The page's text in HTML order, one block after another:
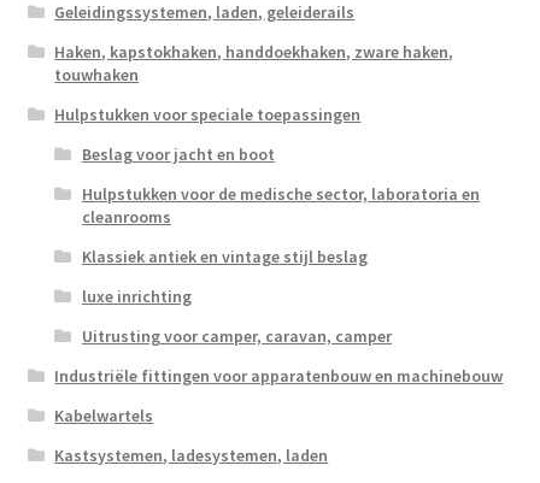
Geleidingssystemen, laden, geleiderails
Haken, kapstokhaken, handdoekhaken, zware haken,
touwhaken
Hulpstukken voor speciale toepassingen
Beslag voor jacht en boot
Hulpstukken voor de medische sector, laboratoria en
cleanrooms
Klassiek antiek en vintage stijl beslag
luxe inrichting
Uitrusting voor camper, caravan, camper
Industriële fittingen voor apparatenbouw en machinebouw
Kabelwartels
Kastsystemen, ladesystemen, laden